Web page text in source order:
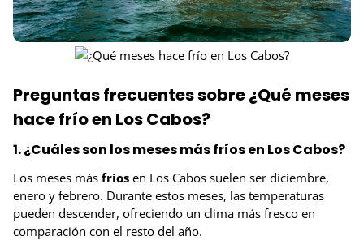
Preguntas frecuentes sobre ¿Qué meses
hace frío en Los Cabos?
1. ¿Cuáles son los meses más fríos en Los Cabos?
Los meses más fríos en Los Cabos suelen ser diciembre,
enero y febrero. Durante estos meses, las temperaturas
pueden descender, ofreciendo un clima más fresco en
comparación con el resto del año.